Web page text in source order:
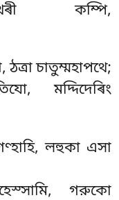
কম্পি,
ঠত্ৰা চাতুম্মহাপথে;
মদ্দিদেৰিং
লহুকা এসা
গরুকো